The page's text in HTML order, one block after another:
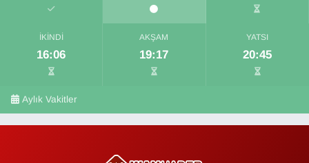
İKINDI
16:06
AKŞAM
19:17
YATSI
20:45
Aylık Vakitler